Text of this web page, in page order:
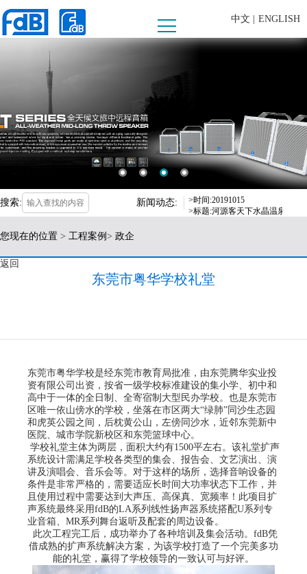
中文 | ENGLISH
搜索: 新闻动态:
>时间:20190625
>标题:FDB AUDIO助阵第十七
>时间:2019-09-16
>标题:fdB爱高音响惊喜亮相，
>时间:2019-03-18
>标题:fdB爱高音响获“2018年
>时间:20191015
>标题:河源客天下水晶温泉国际
>时间:2019-09-16
您现在的位置 > 工程案例 > 政企
返回
东莞市粤华学校礼堂
东莞市粤华学校是经东莞市教育局批准，由东莞腾华实业投
资有限公司出资，按省一级学校标准建设的集小学、初中和
高中于一体的全日制、全寄宿制大型民办学校。也是东莞市
区唯一依山傍水的学校，坐落在市区两大“绿肺”同沙生态园
和虎英公园之间，后枕黄公山，左傍同沙水，近邻东莞新中
医院、城市学院新校区和东莞篮球中心。
学校礼堂主体为两层，面积大约有1500平左右。该礼堂扩声
系统设计需满足学校各类型的集会、报告会、文艺演出、演
讲及演唱会、音乐会等。对于这样的场所，选择音响设备的
条件是非常严格的，需要适应长时间大功率状态下工作，并
且使用过程中需要达到大声压、高保真、宽频率！此项目扩
声系统最终采用fdB的LA系列线性扬声器系统搭配U系列专
业音箱、MR系列舞台返听及配套的周边设备。
此次工程完工后，成功举办了各种培训及集会活动。fdB凭
借成熟的扩声系统解决方案，为该学校打造了一个完美多功
能的礼堂，赢得了学校领导的一致认可与好评。